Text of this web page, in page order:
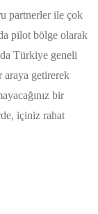
partnerler ile çok
pilot bölge olarak
Türkiye geneli
araya getirerek
bir
içiniz rahat